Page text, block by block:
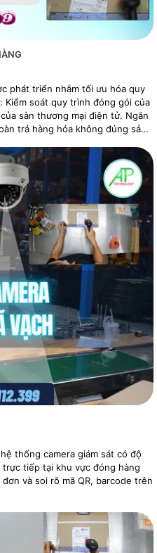
phát triển nhằm tối ưu hóa quy
soát quy trình đóng gói của
sàn thương mại điện tử. Ngăn
trả hàng hóa không đúng sản
thống camera giám sát có độ
trực tiếp tại khu vực đóng hàng
và soi rõ mã QR, barcode trên